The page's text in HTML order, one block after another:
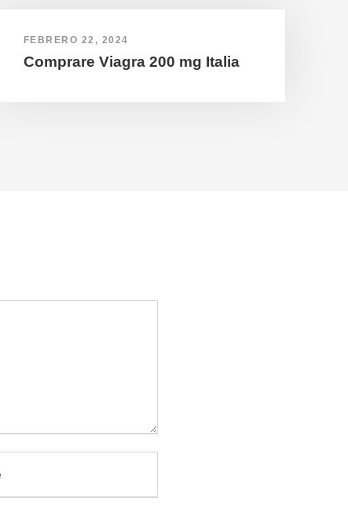
FEBRERO 22, 2024
Comprare Viagra 200 mg Italia